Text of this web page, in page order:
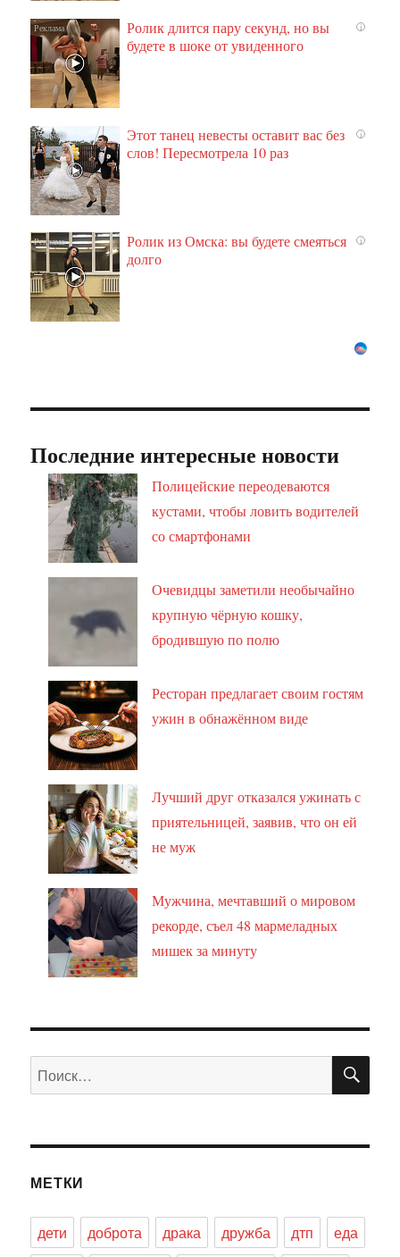
i
Ролик длится пару секунд, но вы
будете в шоке от увиденного
i
Этот танец невесты оставит вас без
слов! Пересмотрела 10 раз
i
Ролик из Омска: вы будете смеяться
долго
Последние интересные новости
Полицейские переодеваются
кустами, чтобы ловить водителей
со смартфонами
Очевидцы заметили необычайно
крупную чёрную кошку,
бродившую по полю
Ресторан предлагает своим гостям
ужин в обнажённом виде
Лучший друг отказался ужинать с
приятельницей, заявив, что он ей
не муж
Мужчина, мечтавший о мировом
рекорде, съел 48 мармеладных
мишек за минуту
Искать:
МЕТКИ
дети доброта драка дружба дтп еда